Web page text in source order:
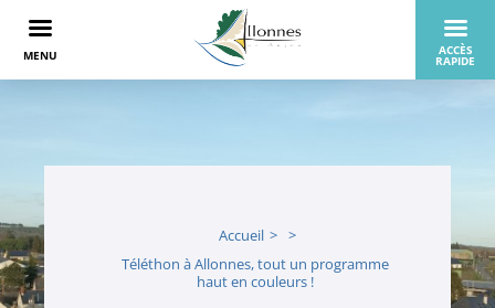
Accueil
Téléthon à Allonnes, tout un programme
haut en couleurs !